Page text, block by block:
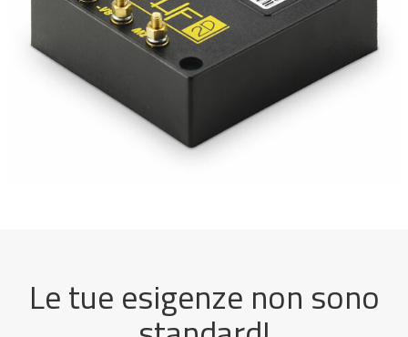
Le tue esigenze non sono